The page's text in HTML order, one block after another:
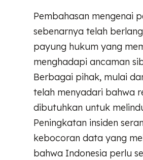
Pembahasan mengenai
sebenarnya telah
payung hukum yang
menghadapi ancaman
Berbagai pihak, mulai
telah menyadari bahwa
dibutuhkan untuk
Peningkatan insiden
kebocoran data yang
bahwa Indonesia perlu